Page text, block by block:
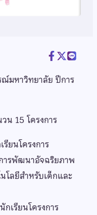
มหาวิทยาลัย ปีการ
น 15 โครงการ
ยนโครงการ
ารพัฒนาอัจฉริยภาพ
โลยีสำหรับเด็กและ
เรียนโครงการ